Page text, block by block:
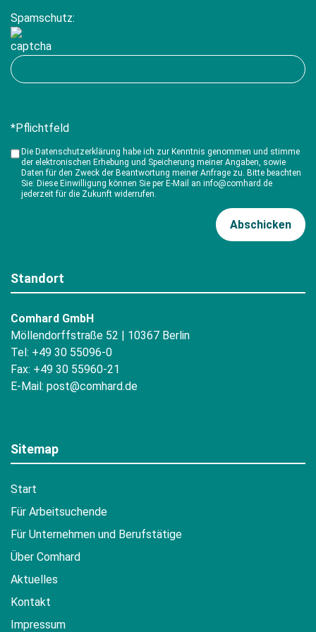
Spamschutz:
*Pflichtfeld
Die Datenschutzerklärung habe ich zur Kenntnis genommen und stimme
der elektronischen Erhebung und Speicherung meiner Angaben, sowie
Daten für den Zweck der Beantwortung meiner Anfrage zu. Bitte beachten
Sie: Diese Einwilligung können Sie per E-Mail an info@comhard.de
jederzeit für die Zukunft widerrufen.
Standort
Comhard GmbH
Möllendorffstraße 52 | 10367 Berlin
Tel: +49 30 55096-0
Fax: +49 30 55960-21
E-Mail: post@comhard.de
Sitemap
Start
Für Arbeitsuchende
Für Unternehmen und Berufstätige
Über Comhard
Aktuelles
Kontakt
Impressum